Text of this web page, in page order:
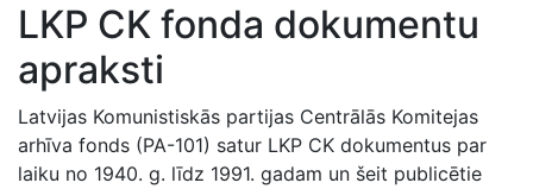
LKP CK fonda dokumentu
apraksti
Latvijas Komunistiskās partijas Centrālās Komitejas
arhīva fonds (PA-101) satur LKP CK dokumentus par
laiku no 1940. g. līdz 1991. gadam un šeit publicētie